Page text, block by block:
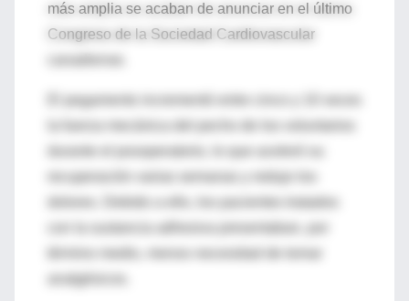
más amplia se acaban de anunciar en el último
Congreso de la Sociedad Cardiovascular
El pegamento incrementó entre cinco y 10 veces
durante el posoperatorio, lo que aceleró su
recuperación varias semanas y redujo los
analgésicos.